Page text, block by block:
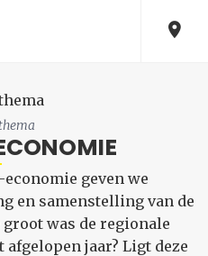
geven we
en samenstelling van de
was de regionale
jaar? Ligt deze